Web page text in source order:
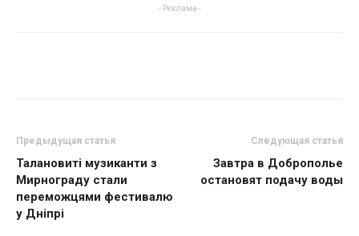
- Реклама -
Предыдущая статья
Талановиті музиканти з
Мирнограду стали
переможцями фестивалю
у Дніпрі
Следующая статья
Завтра в Доброполье
остановят подачу воды